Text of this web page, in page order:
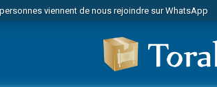
viennent de nous rejoindre sur WhatsApp
2 personnes viennent de faire un don pour 1
personnes viennent de demander une bénédiction